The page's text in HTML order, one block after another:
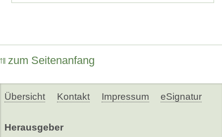
zum Seitenanfang
Übersicht Kontakt Impressum eSignatur
Herausgeber